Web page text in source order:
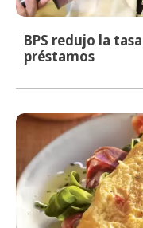
BPS redujo la
préstamos